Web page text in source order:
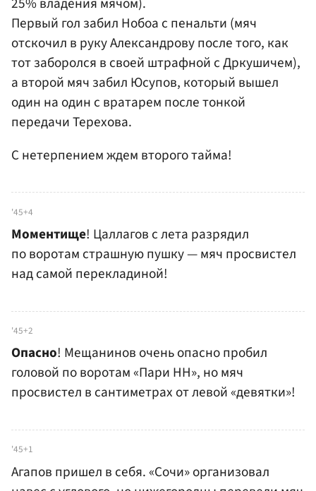
Первый гол забил Нобоа с пенальти (мяч
отскочил в руку Александрову после того, как
тот заборолся в своей штрафной с Дркушичем),
а второй мяч забил Юсупов, который вышел
один на один с вратарем после тонкой
передачи Терехова.
С нетерпением ждем второго тайма!
'45+4
Моментище! Цаллагов с лета разрядил
по воротам страшную пушку — мяч просвистел
над самой перекладиной!
'45+2
Опасно! Мещанинов очень опасно пробил
головой по воротам «Пари НН», но мяч
просвистел в сантиметрах от левой «девятки»!
'45+1
Агапов пришел в себя. «Сочи» организовал